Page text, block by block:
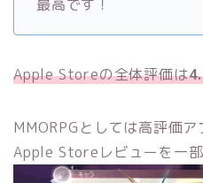
最高です！
Apple Storeの全体評価は
MMORPGとしては高評価ア
Apple Storeレビューを一